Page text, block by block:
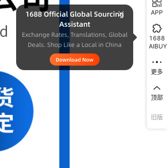
APP
1688
AIBUY
更多
顶部
旧版